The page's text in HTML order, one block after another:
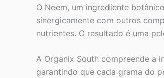
O Neem, um ingrediente
sinergicamente com outros
nutrientes. O resultado é uma
A Organix South compreende a
garantindo que cada grama do